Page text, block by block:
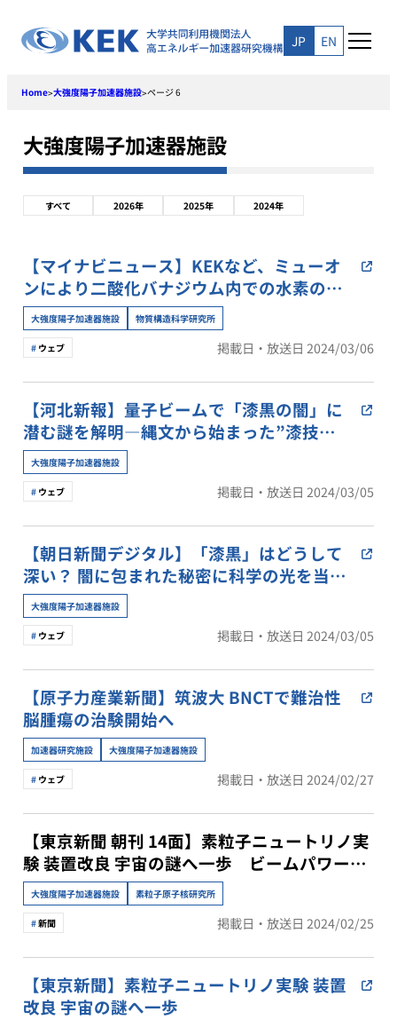
content
JP EN
Home>大強度陽子加速器施設>ページ 6
大強度陽子加速器施設
すべて 2026年 2025年 2024年
【マイナビニュース】KEKなど、ミューオ
ンにより二酸化バナジウム内での水素の拡
散経路を解明
大強度陽子加速器施設 物質構造科学研究所
ウェブ 掲載日・放送日 2024/03/06
【河北新報】量子ビームで「漆黒の闇」に
潜む謎を解明―縄文から始まった”漆技
術”を最先端活用へ
大強度陽子加速器施設
ウェブ 掲載日・放送日 2024/03/05
【朝日新聞デジタル】「漆黒」はどうして
深い？ 闇に包まれた秘密に科学の光を当て
てみた
大強度陽子加速器施設
ウェブ 掲載日・放送日 2024/03/05
【原子力産業新聞】筑波大 BNCTで難治性
脳腫瘍の治験開始へ
加速器研究施設 大強度陽子加速器施設
ウェブ 掲載日・放送日 2024/02/27
【東京新聞 朝刊 14面】素粒子ニュートリノ実
験 装置改良 宇宙の謎へ一歩 ビームパワー向
上で検出数増 (五十嵐進 教授)
大強度陽子加速器施設 素粒子原子核研究所
新聞 掲載日・放送日 2024/02/25
【東京新聞】素粒子ニュートリノ実験 装置
改良 宇宙の謎へ一歩